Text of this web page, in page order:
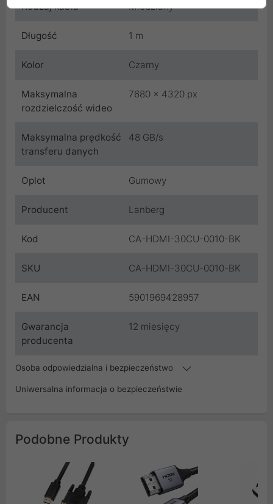
Rodzaj kabla Miedziany
Długość 1 m
Kolor Czarny
Maksymalna
rozdzielczość wideo
7680 x 4320 px
Maksymalna prędkość
transferu danych
48 GB/s
Oplot Gumowy
Producent Lanberg
Kod CA-HDMI-30CU-0010-BK
SKU CA-HDMI-30CU-0010-BK
EAN 5901969428957
Gwarancja
producenta
12 miesięcy
Osoba odpowiedzialna i bezpieczeństwo
Uniwersalna informacja o bezpieczeństwie
Podobne Produkty